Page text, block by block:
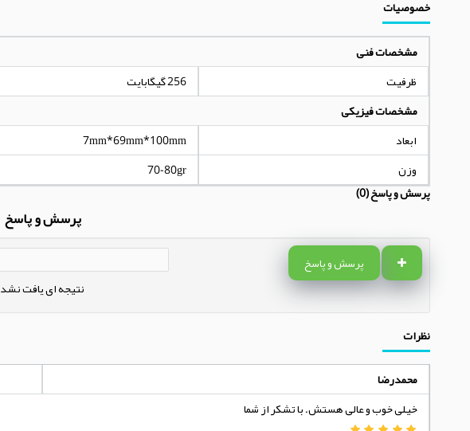
خصوصیات
مشخصات فنی
ظرفیت
256 گیگابایت
مشخصات فیزیکی
ابعاد
7mm*69mm*100mm
وزن
70-80gr
پرسش و پاسخ (0)
پرسش و پاسخ
پرسش و پاسخ
نتیجه ای یافت نشد
نظرات
محمدرضا
خیلی خوب و عالی هستش. با تشکر از شما